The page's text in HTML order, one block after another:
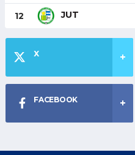
12 JUT
X
FACEBOOK